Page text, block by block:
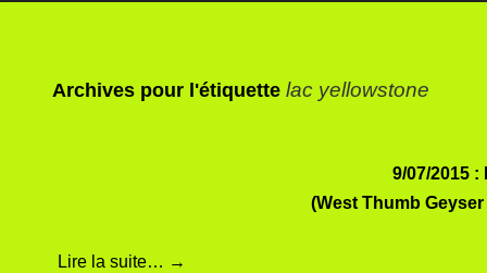
Archives pour l'étiquette lac yellowstone
9/07/2015
(West Thumb
Lire la suite… →